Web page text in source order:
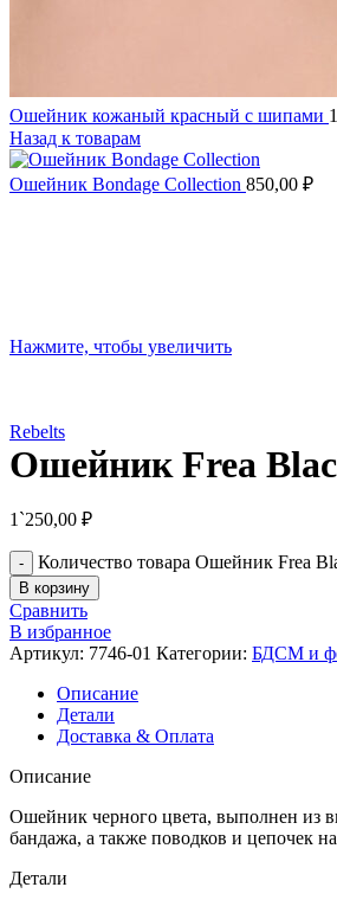
Ошейник кожаный красный с шипами
Назад к товарам
Ошейник Bondage Collection 850,00 ₽
Нажмите, чтобы увеличить
Rebelts
Ошейник Frea
1`250,00 ₽
Количество товара Ошейник Frea
В корзину
Сравнить
В избранное
Артикул: 7746-01 Категории: БДСМ и
Описание
Детали
Доставка & Оплата
Описание
Ошейник черного цвета, выполнен из
бандажа, а также поводков и цепочек
Детали